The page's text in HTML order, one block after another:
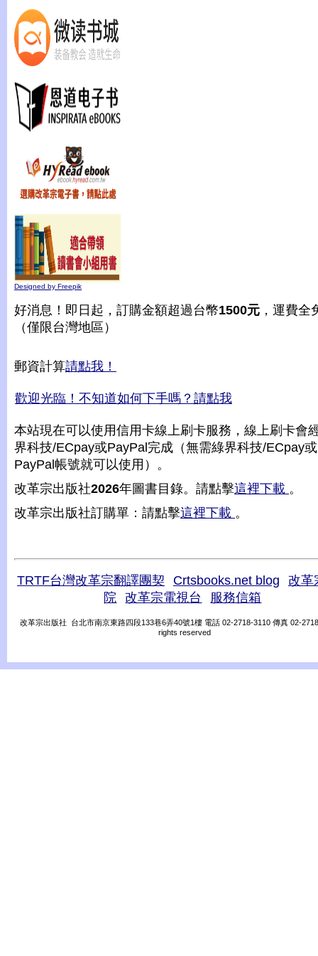
Designed by Freepik
好消息！即日起，訂購金額超過台幣1500元 ，運費全
（僅限台灣地區）
郵資計算請點我！
歡迎光臨！不知道如何下手嗎？請點我
本站現在可以使用信用卡線上刷卡服務，線上刷卡會
界科技/ECpay或PayPal完成（無需綠界科技/ECpay或
PayPal帳號就可以使用）。
改革宗出版社2026年圖書目錄。請點擊這裡下載 。
改革宗出版社訂購單：請點擊這裡下載 。
TRTF台灣改革宗翻譯團契 Crtsbooks.net blog
改革
院
改革宗電視台 服務信箱
改革宗出版社 台北市南京東路四段133巷6弄40號1樓 電話 02-2718-3110 傳真 02-
rights reserved